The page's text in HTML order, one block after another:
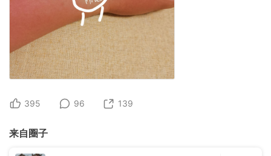
395 96 139
来自圈子